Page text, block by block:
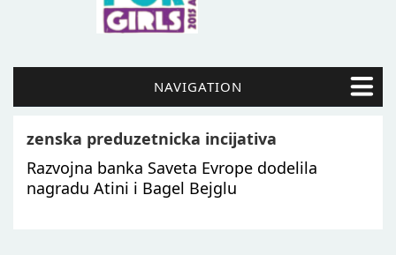
NAVIGATION
zenska preduzetnicka incijativa
Razvojna banka Saveta Evrope dodelila
nagradu Atini i Bagel Bejglu